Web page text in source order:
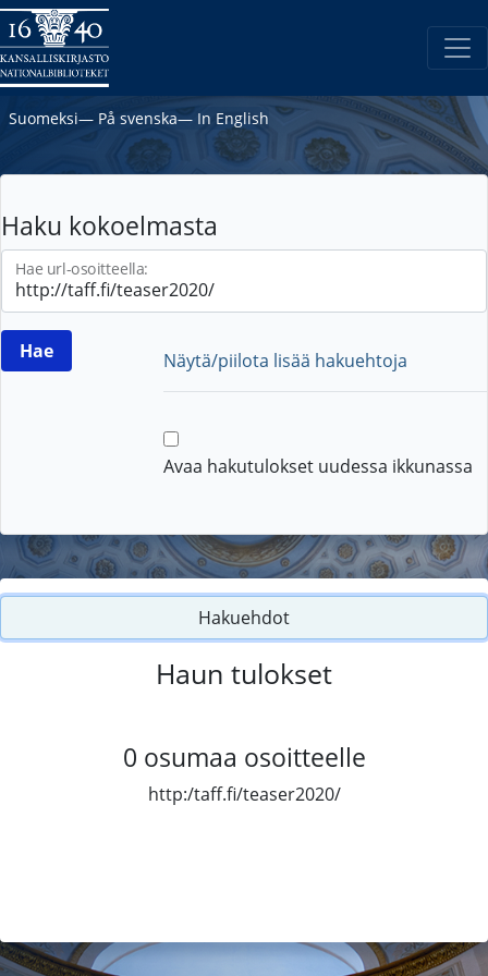
Suomeksi― På svenska― In English
Haku kokoelmasta
Hae url-osoitteella:
Näytä/piilota lisää hakuehtoja
Avaa hakutulokset uudessa ikkunassa
Hakuehdot
Haun tulokset
0 osumaa osoitteelle
http:/taff.fi/teaser2020/